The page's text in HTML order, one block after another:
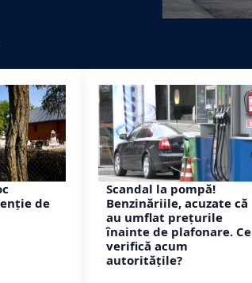
de
Scandal la pompă!
Benzinăriile, acuzate că
au umflat prețurile
înainte de plafonare. Ce
verifică acum
autoritățile?